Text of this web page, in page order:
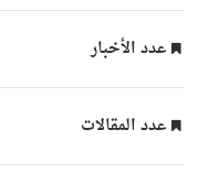
عدد الأخبار
عدد المقالات